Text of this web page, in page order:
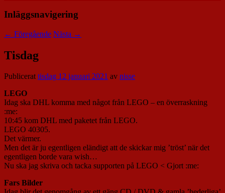
Inläggsnavigering
← Föregående Nästa →
Tisdag
Publicerattisdag 12 januari 2021 av nisse
LEGO
Idag ska DHL komma med något från LEGO – en överraskning
:me:
10:45 kom DHL med paketet från LEGO.
LEGO 40305.
Det värmer.
Men det är ju egentligen eländigt att de skickar mig ’tröst’ när det
egentligen borde vara wish…
Nu ska jag skriva och tacka supporten på LEGO < Gjort :me:
Fars Bilder